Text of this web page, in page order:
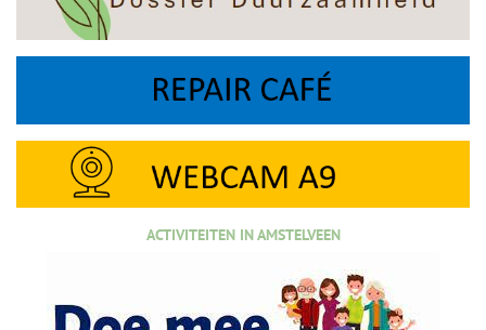
ACTIVITEITEN IN AMSTELVEEN